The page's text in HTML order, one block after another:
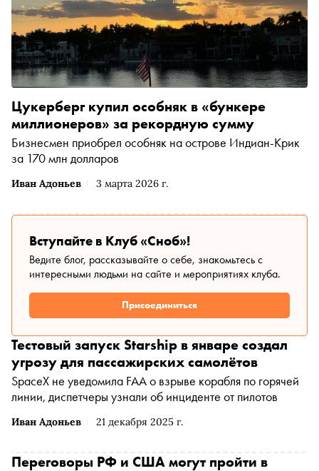
Иван Адоньев 3 марта 2026 г.
Цукерберг купил особняк в «бункере
миллионеров» за рекордную сумму
Бизнесмен приобрел особняк на острове Индиан-Крик
за 170 млн долларов
Вступайте в Клуб «Сноб»!
Ведите блог, рассказывайте о себе, знакомьтесь с
интересными людьми на сайте и мероприятиях клуба.
Присоединиться
Иван Адоньев 21 декабря 2025 г.
Тестовый запуск Starship в январе создал
угрозу для пассажирских самолётов
SpaceX не уведомила FAA о взрыве корабля по горячей
линии, диспетчеры узнали об инциденте от пилотов
Переговоры РФ и США могут пройти в